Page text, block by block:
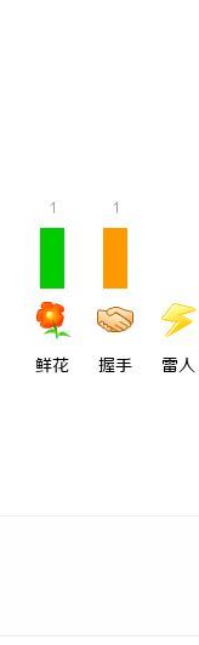
1
鲜花
1
握手 雷人